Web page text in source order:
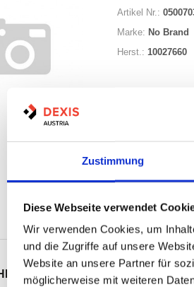
Zustimmung
Diese Webseite verwendet
Wir verwenden Cookies, um
und die Zugriffe auf unsere
Website an unsere Partner für
möglicherweise mit weiteren
Artikel Nr.:
Marke: No Brand
Herst.: 10027660
STK
Auf Lager
Print
ALLE SPEZIFIKATIONEN